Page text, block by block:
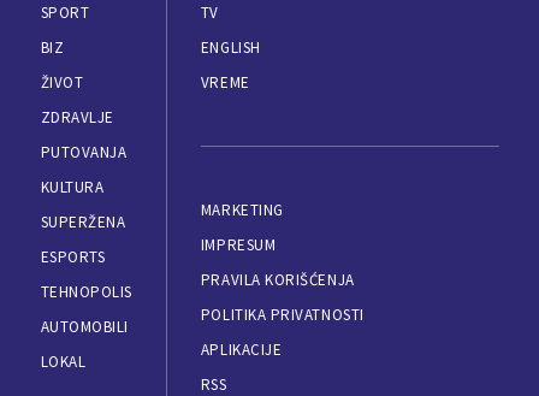
SPORT
BIZ
ŽIVOT
ZDRAVLJE
PUTOVANJA
KULTURA
SUPERŽENA
ESPORTS
TEHNOPOLIS
AUTOMOBILI
LOKAL
TV
ENGLISH
VREME
MARKETING
IMPRESUM
PRAVILA KORIŠĆENJA
POLITIKA PRIVATNOSTI
APLIKACIJE
RSS